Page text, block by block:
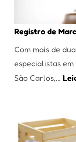
Registro de
Com mais de
especialistas
São Carlos,…